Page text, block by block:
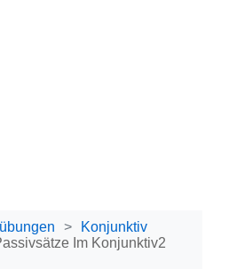
Konjunktiv
Im Konjunktiv2